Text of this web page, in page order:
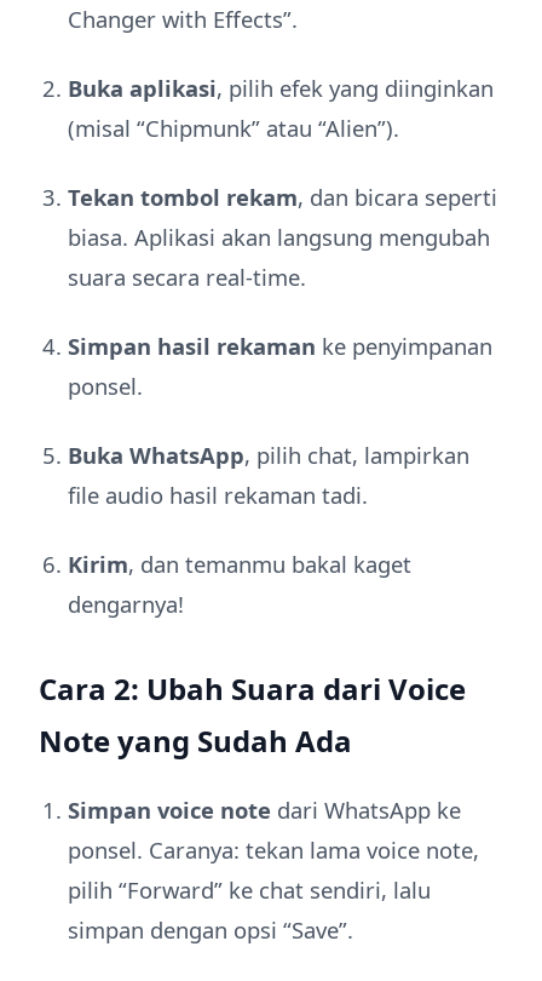
Changer with Effects”.
Buka aplikasi, pilih efek yang diinginkan
(misal “Chipmunk” atau “Alien”).
Tekan tombol rekam, dan bicara seperti
biasa. Aplikasi akan langsung mengubah
suara secara real-time.
Simpan hasil rekaman ke penyimpanan
ponsel.
Buka WhatsApp, pilih chat, lampirkan
file audio hasil rekaman tadi.
Kirim, dan temanmu bakal kaget
dengarnya!
Cara 2: Ubah Suara dari Voice
Note yang Sudah Ada
Simpan voice note dari WhatsApp ke
ponsel. Caranya: tekan lama voice note,
pilih “Forward” ke chat sendiri, lalu
simpan dengan opsi “Save”.